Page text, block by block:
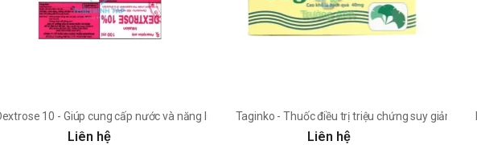
hiệu quả10 - Giúp cung cấp nước và năng lượng cho cơ thể
Liên hệ
Taginko - Thuốc điều trị triệu chứng suy giảm trí
Liên hệ